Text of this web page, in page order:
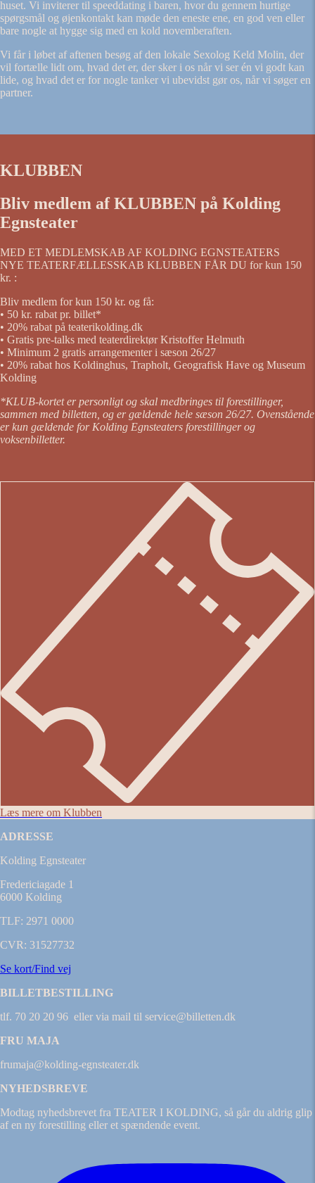
huset. Vi inviterer til speeddating i baren, hvor du gennem hurtige
spørgsmål og øjenkontakt kan møde den eneste ene, en god ven eller
bare nogle at hygge sig med en kold novemberaften.
Vi får i løbet af aftenen besøg af den lokale Sexolog Keld Molin, der
vil fortælle lidt om, hvad det er, der sker i os når vi ser én vi godt kan
lide, og hvad det er for nogle tanker vi ubevidst gør os, når vi søger en
partner.
KLUBBEN
Bliv medlem af KLUBBEN på Kolding
Egnsteater
MED ET MEDLEMSKAB AF KOLDING EGNSTEATERS
NYE TEATERFÆLLESSKAB KLUBBEN FÅR DU for kun 150
kr. :
Bliv medlem for kun 150 kr. og få:
• 50 kr. rabat pr. billet*
• 20% rabat på teaterikolding.dk
• Gratis pre-talks med teaterdirektør Kristoffer Helmuth
• Minimum 2 gratis arrangementer i sæson 26/27
• 20% rabat hos Koldinghus, Trapholt, Geografisk Have og Museum
Kolding
*KLUB-kortet er personligt og skal medbringes til forestillinger,
sammen med billetten, og er gældende hele sæson 26/27. Ovenstående
er kun gældende for Kolding Egnsteaters forestillinger og
voksenbilletter.
Læs mere om Klubben
ADRESSE
Kolding Egnsteater
Fredericiagade 1
6000 Kolding
TLF: 2971 0000
CVR: 31527732
Se kort/Find vej
BILLETBESTILLING
tlf. 70 20 20 96 eller via mail til service@billetten.dk
FRU MAJA
frumaja@kolding-egnsteater.dk
NYHEDSBREVE
Modtag nyhedsbrevet fra TEATER I KOLDING, så går du aldrig glip
af en ny forestilling eller et spændende event.